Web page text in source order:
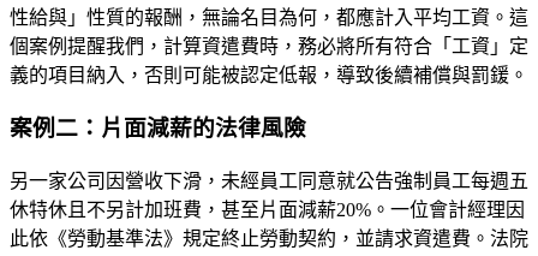
性給與」性質的報酬，無論名目為何，都應計入平均工資。這
個案例提醒我們，計算資遣費時，務必將所有符合「工資」定
義的項目納入，否則可能被認定低報，導致後續補償與罰鍰。
案例二：片面減薪的法律風險
另一家公司因營收下滑，未經員工同意就公告強制員工每週五
休特休且不另計加班費，甚至片面減薪20%。一位會計經理因
此依《勞動基準法》規定終止勞動契約，並請求資遣費。法院